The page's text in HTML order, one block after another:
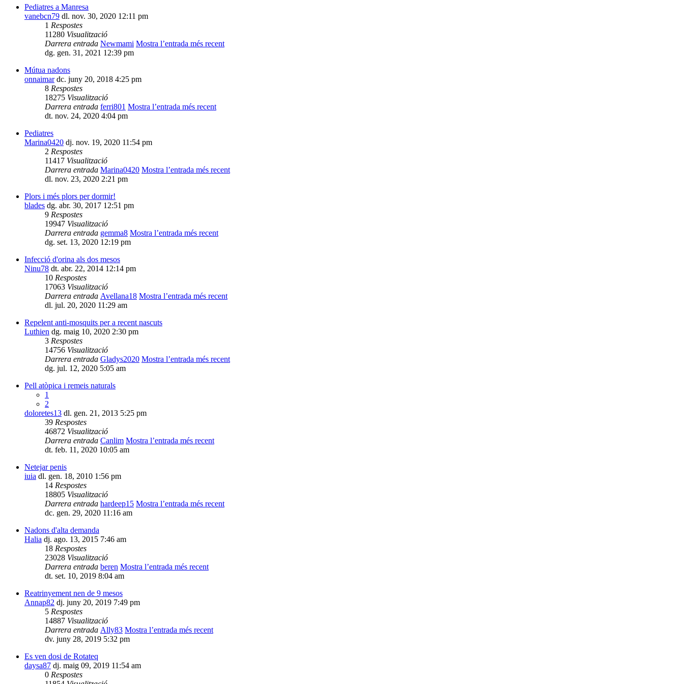
Pediatres a Manresa
vanebcn79 dl. nov. 30, 2020 12:11 pm
1 Respostes
11280 Visualització
Darrera entrada Newmami Mostra l’entrada més recent
dg. gen. 31, 2021 12:39 pm
Mútua nadons
onnaimar dc. juny 20, 2018 4:25 pm
8 Respostes
18275 Visualització
Darrera entrada ferri801 Mostra l’entrada més recent
dt. nov. 24, 2020 4:04 pm
Pediatres
Marina0420 dj. nov. 19, 2020 11:54 pm
2 Respostes
11417 Visualització
Darrera entrada Marina0420 Mostra l’entrada més recent
dl. nov. 23, 2020 2:21 pm
Plors i més plors per dormir!
blades dg. abr. 30, 2017 12:51 pm
9 Respostes
19947 Visualització
Darrera entrada gemma8 Mostra l’entrada més recent
dg. set. 13, 2020 12:19 pm
Infecció d'orina als dos mesos
Ninu78 dt. abr. 22, 2014 12:14 pm
10 Respostes
17063 Visualització
Darrera entrada Avellana18 Mostra l’entrada més recent
dl. jul. 20, 2020 11:29 am
Repelent anti-mosquits per a recent nascuts
Luthien dg. maig 10, 2020 2:30 pm
3 Respostes
14756 Visualització
Darrera entrada Gladys2020 Mostra l’entrada més recent
dg. jul. 12, 2020 5:05 am
Pell atòpica i remeis naturals
1
2
doloretes13 dl. gen. 21, 2013 5:25 pm
39 Respostes
46872 Visualització
Darrera entrada Canlim Mostra l’entrada més recent
dt. feb. 11, 2020 10:05 am
Netejar penis
iuia dl. gen. 18, 2010 1:56 pm
14 Respostes
18805 Visualització
Darrera entrada hardeep15 Mostra l’entrada més recent
dc. gen. 29, 2020 11:16 am
Nadons d'alta demanda
Halia dj. ago. 13, 2015 7:46 am
18 Respostes
23028 Visualització
Darrera entrada beren Mostra l’entrada més recent
dt. set. 10, 2019 8:04 am
Reatrinyement nen de 9 mesos
Annap82 dj. juny 20, 2019 7:49 pm
5 Respostes
14887 Visualització
Darrera entrada Ally83 Mostra l’entrada més recent
dv. juny 28, 2019 5:32 pm
Es ven dosi de Rotateq
daysa87 dj. maig 09, 2019 11:54 am
0 Respostes